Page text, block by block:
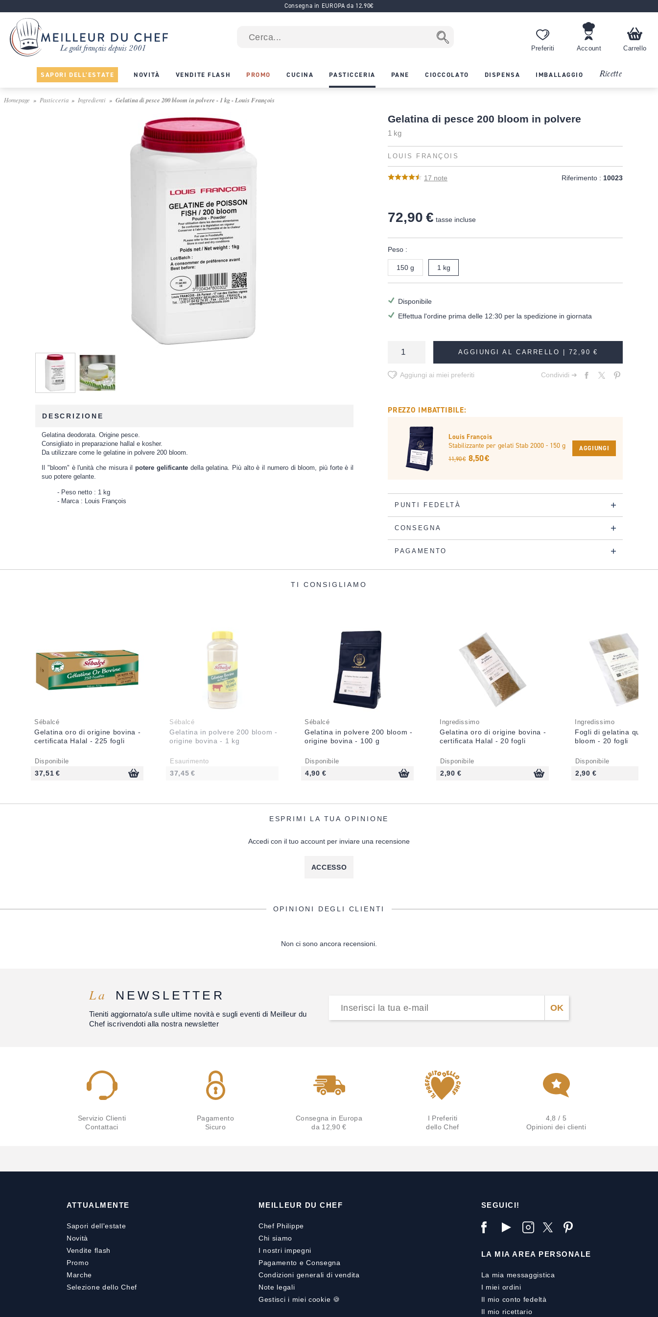
Consegna in EUROPA da 12.90€
Preferiti Account Carrello
SAPORI DELL'ESTATE NOVITÀ VENDITE FLASH PROMO CUCINA PASTICCERIA PANE CIOCCOLATO DISPENSA IMBALLAGGIO Ricette
Homepage Pasticceria Ingredienti Gelatina di pesce 200 bloom in polvere - 1 kg - Louis François
Gelatina di pesce 200 bloom in polvere
1 kg
LOUIS FRANÇOIS
17 note Riferimento : 10023
72,90 € tasse incluse
Peso :
150 g 1 kg
Disponibile
Effettua l'ordine prima delle 12:30 per la spedizione in giornata
AGGIUNGI AL CARRELLO | 72,90 €
Aggiungi ai miei preferiti Condividi ➔
DESCRIZIONE
Gelatina deodorata. Origine pesce.
Consigliato in preparazione hallal e kosher.
Da utilizzare come le gelatine in polvere 200 bloom.
Il "bloom" è l'unità che misura ilpotere gelificantedella gelatina. Più alto è il numero di bloom, più forte è il
suo potere gelante.
Peso netto : 1 kg
Marca : Louis François
PREZZO IMBATTIBILE:
Louis François
Stabilizzante per gelati Stab 2000 - 150 g
11,90 € 8,50 €
AGGIUNGI
PUNTI FEDELTÀ
CONSEGNA
PAGAMENTO
TI CONSIGLIAMO
Sébalcé
Gelatina oro di origine bovina -
certificata Halal - 225 fogli
Disponibile
37,51 €
Sébalcé
Gelatina in polvere 200 bloom -
origine bovina - 1 kg
Esaurimento
37,45 €
Sébalcé
Gelatina in polvere 200 bloom -
origine bovina - 100 g
Disponibile
4,90 €
Ingredissimo
Gelatina oro di origine bovina -
certificata Halal - 20 fogli
Disponibile
2,90 €
Ingredissimo
Fogli di gelatina qualità
bloom - 20 fogli
Disponibile
2,90 €
ESPRIMI LA TUA OPINIONE
Accedi con il tuo account per inviare una recensione
ACCESSO
OPINIONI DEGLI CLIENTI
Non ci sono ancora recensioni.
La NEWSLETTER
Tieniti aggiornato/a sulle ultime novità e sugli eventi di Meilleur du
Chef iscrivendoti alla nostra newsletter
Servizio Clienti
Contattaci
Pagamento
Sicuro
Consegna in Europa
da 12,90 €
I Preferiti
dello Chef
4,8 / 5
Opinioni dei clienti
ATTUALMENTE
Sapori dell'estate
Novità
Vendite flash
Promo
Marche
Selezione dello Chef
MEILLEUR DU CHEF
Chef Philippe
Chi siamo
I nostri impegni
Pagamento eConsegna
Condizioni generali di vendita
Note legali
Gestisci i miei cookie 🍪
SEGUICI!
LA MIA AREA PERSONALE
La mia messaggistica
I miei ordini
Il mio conto fedeltà
Il mio ricettario